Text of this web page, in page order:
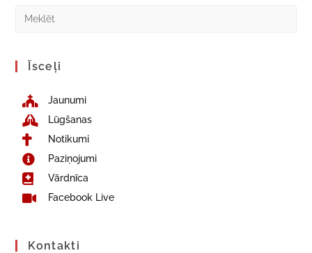
Īsceļi
Jaunumi
Lūgšanas
Notikumi
Paziņojumi
Vārdnīca
Facebook Live
Kontakti